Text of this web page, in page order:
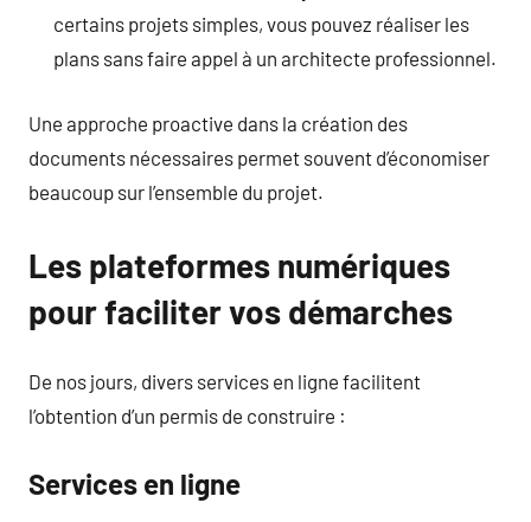
certains projets simples, vous pouvez réaliser les
plans sans faire appel à un architecte professionnel.
Une approche proactive dans la création des
documents nécessaires permet souvent d’économiser
beaucoup sur l’ensemble du projet.
Les plateformes numériques
pour faciliter vos démarches
De nos jours, divers services en ligne facilitent
l’obtention d’un permis de construire :
Services en ligne